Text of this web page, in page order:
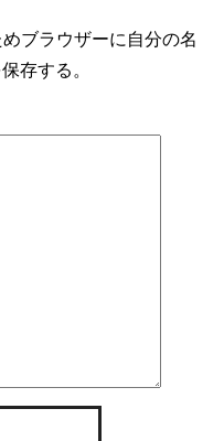
ブラウザーに自分の名
存する。